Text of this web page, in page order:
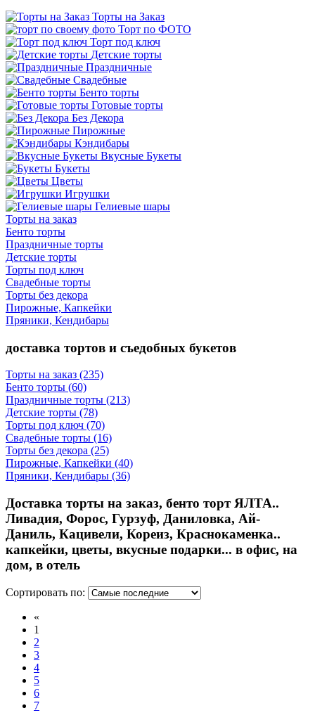
Торты на Заказ
Торт по ФОТО
Торт под ключ
Детские торты
Праздничные
Свадебные
Бенто торты
Готовые торты
Без Декора
Пирожные
Кэндибары
Вкусные Букеты
Букеты
Цветы
Игрушки
Гелиевые шары
Торты на заказ
Бенто торты
Праздничные торты
Детские торты
Торты под ключ
Свадебные торты
Торты без декора
Пирожные, Капкейки
Пряники, Кендибары
доставка тортов и съедобных букетов
Торты на заказ (235)
Бенто торты (60)
Праздничные торты (213)
Детские торты (78)
Торты под ключ (70)
Свадебные торты (16)
Торты без декора (25)
Пирожные, Капкейки (40)
Пряники, Кендибары (36)
Доставка торты на заказ, бенто торт ЯЛТА..
Ливадия, Форос, Гурзуф, Даниловка, Ай-
Даниль, Кацивели, Кореиз, Краснокаменка..
капкейки, цветы, вкусные подарки... в офис, на
дом, в отель
Сортировать по:
«
1
2
3
4
5
6
7